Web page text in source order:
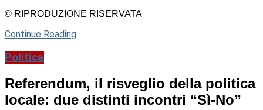
© RIPRODUZIONE RISERVATA
Continue Reading
Politica
Referendum, il risveglio della politica
locale: due distinti incontri “Sì-No”